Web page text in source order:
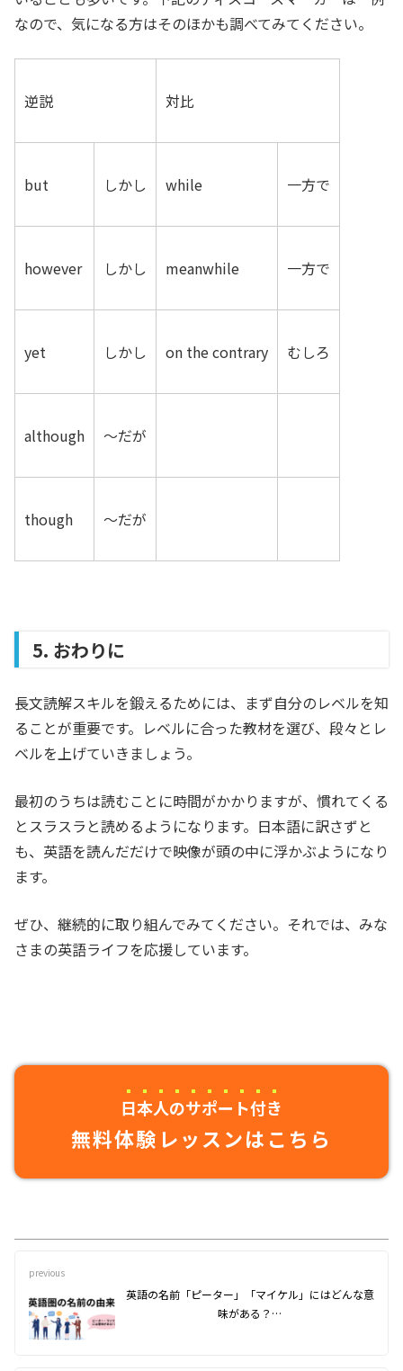
なので、気になる方はそのほかも調べてみてください。
逆説 対比
but しかし while 一方で
however しかし meanwhile 一方で
yet しかし on the contrary むしろ
although 〜だが
though 〜だが
5. おわりに
長文読解スキルを鍛えるためには、まず自分のレベルを知
ることが重要です。レベルに合った教材を選び、段々とレ
ベルを上げていきましょう。
最初のうちは読むことに時間がかかりますが、慣れてくる
とスラスラと読めるようになります。日本語に訳さずと
も、英語を読んだだけで映像が頭の中に浮かぶようになり
ます。
ぜひ、継続的に取り組んでみてください。それでは、みな
さまの英語ライフを応援しています。
日本人のサポート付き
無料体験レッスンはこちら
previous
英語の名前「ピーター」「マイケル」にはどんな意
味がある？…